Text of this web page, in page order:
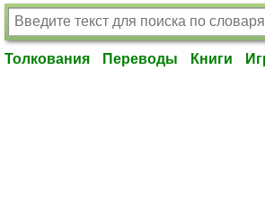
Толкования Переводы Книги